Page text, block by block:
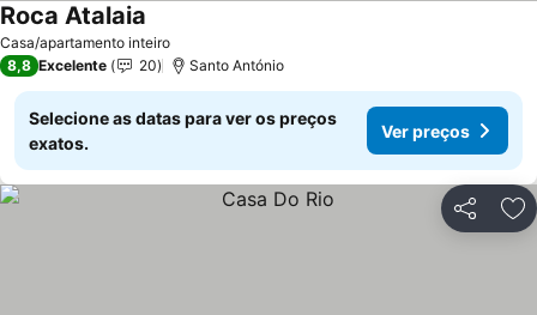
Casa/apartamento inteiro
Roca Atalaia
8,8 Excelente 20 Santo António
Selecione as datas para ver os preços
exatos.
Ver preços
Partilhar